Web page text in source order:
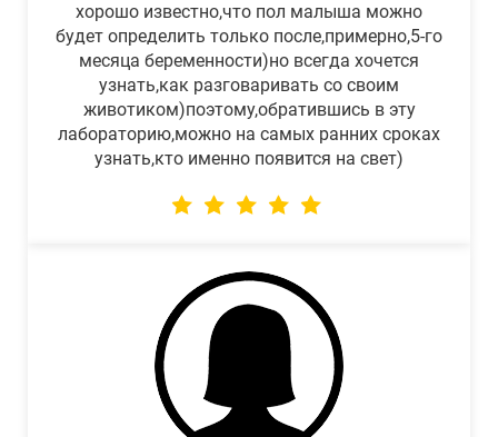
хорошо известно,что пол малыша можно
будет определить только после,примерно,5-го
месяца беременности)но всегда хочется
узнать,как разговаривать со своим
животиком)поэтому,обратившись в эту
лабораторию,можно на самых ранних сроках
узнать,кто именно появится на свет)